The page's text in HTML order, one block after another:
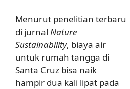
Menurut penelitian terbaru
di jurnal Nature
Sustainability, biaya air
untuk rumah tangga di
Santa Cruz bisa naik
hampir dua kali lipat pada